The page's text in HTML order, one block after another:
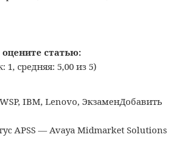
статью:
1, средняя: 5,00 из 5)
, IBM, Lenovo, ЭкзаменДобавить